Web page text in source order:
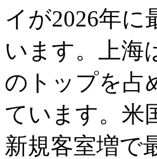
イが2026年
います。上海
のトップを占
ています。米
新規客室増で